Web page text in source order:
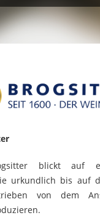
blickt auf
urkundlich bis auf
von dem